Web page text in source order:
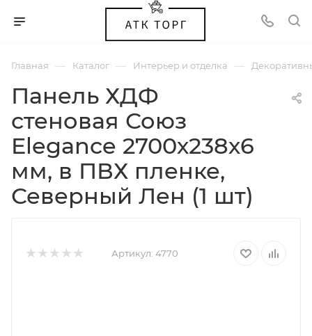
Главная — Каталог — Интерьер и отделка —
Панель ХДФ
стеновая Союз
Elegance 2700х238х6
мм, в ПВХ пленке,
Северный Лен (1 шт)
Артикул: 4770